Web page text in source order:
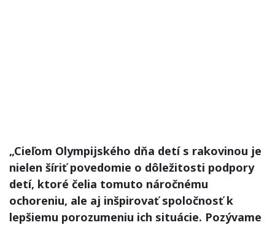
„Cieľom Olympijského dňa detí s rakovinou je
nielen šíriť povedomie o dôležitosti podpory
detí, ktoré čelia tomuto náročnému
ochoreniu, ale aj inšpirovať spoločnosť k
lepšiemu porozumeniu ich situácie. Pozývame